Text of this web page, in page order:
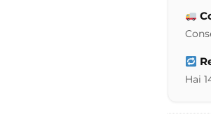
Hai